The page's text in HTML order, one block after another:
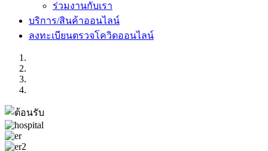
ร่วมงานกับเรา
บริการ/สินค้าออนไลน์
ลงทะเบียนตรวจโควิดออนไลน์